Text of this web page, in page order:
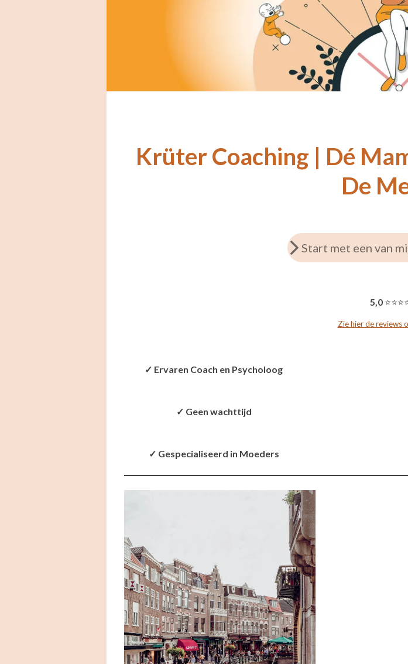
Krüter Coaching | Dé
De
Start met een van
5,0
Zie hier de reviews
✓ Ervaren Coach en Psycholoog
✓ Geen wachttijd
✓ Gespecialiseerd in Moeders